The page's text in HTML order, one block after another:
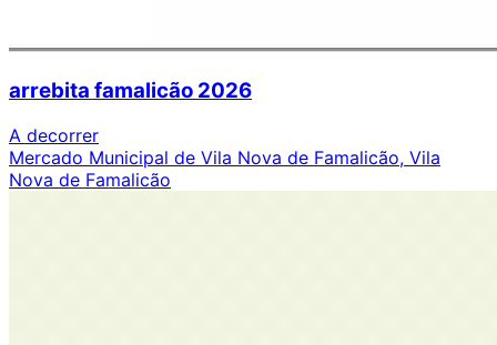
arrebita famalicão 2026
A decorrer
Mercado Municipal de Vila Nova de Famalicão, Vila
Nova de Famalicão